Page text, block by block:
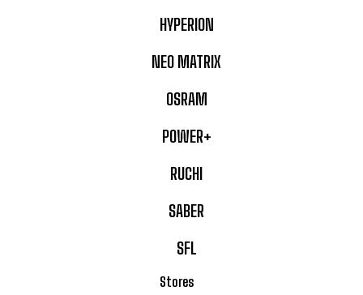
HYPERION
NEO MATRIX
OSRAM
POWER+
RUCHI
SABER
SFL
Stores